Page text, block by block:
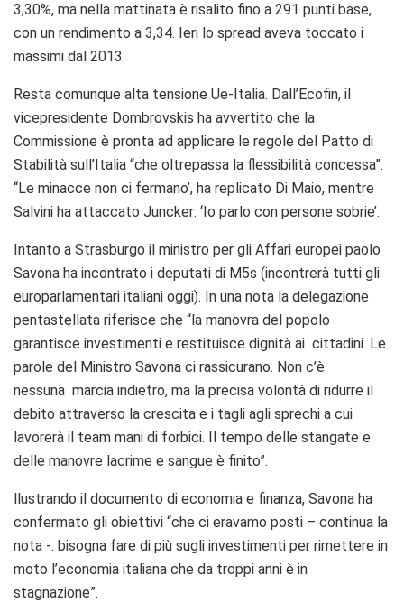
3,30%, ma nella mattinata è risalito fino a 291 punti base,
con un rendimento a 3,34. Ieri lo spread aveva toccato i
massimi dal 2013.
Resta comunque alta tensione Ue-Italia. Dall’Ecofin, il
vicepresidente Dombrovskis ha avvertito che la
Commissione è pronta ad applicare le regole del Patto di
Stabilità sull’Italia “che oltrepassa la flessibilità concessa”.
“Le minacce non ci fermano’, ha replicato Di Maio, mentre
Salvini ha attaccato Juncker: ‘Io parlo con persone sobrie’.
Intanto a Strasburgo il ministro per gli Affari europei paolo
Savona ha incontrato i deputati di M5s (incontrerà tutti gli
europarlamentari italiani oggi). In una nota la delegazione
pentastellata riferisce che “la manovra del popolo
garantisce investimenti e restituisce dignità ai cittadini. Le
parole del Ministro Savona ci rassicurano. Non c’è
nessuna marcia indietro, ma la precisa volontà di ridurre il
debito attraverso la crescita e i tagli agli sprechi a cui
lavorerà il team mani di forbici. Il tempo delle stangate e
delle manovre lacrime e sangue è finito”.
llustrando il documento di economia e finanza, Savona ha
confermato gli obiettivi “che ci eravamo posti – continua la
nota -: bisogna fare di più sugli investimenti per rimettere in
moto l’economia italiana che da troppi anni è in
stagnazione”.